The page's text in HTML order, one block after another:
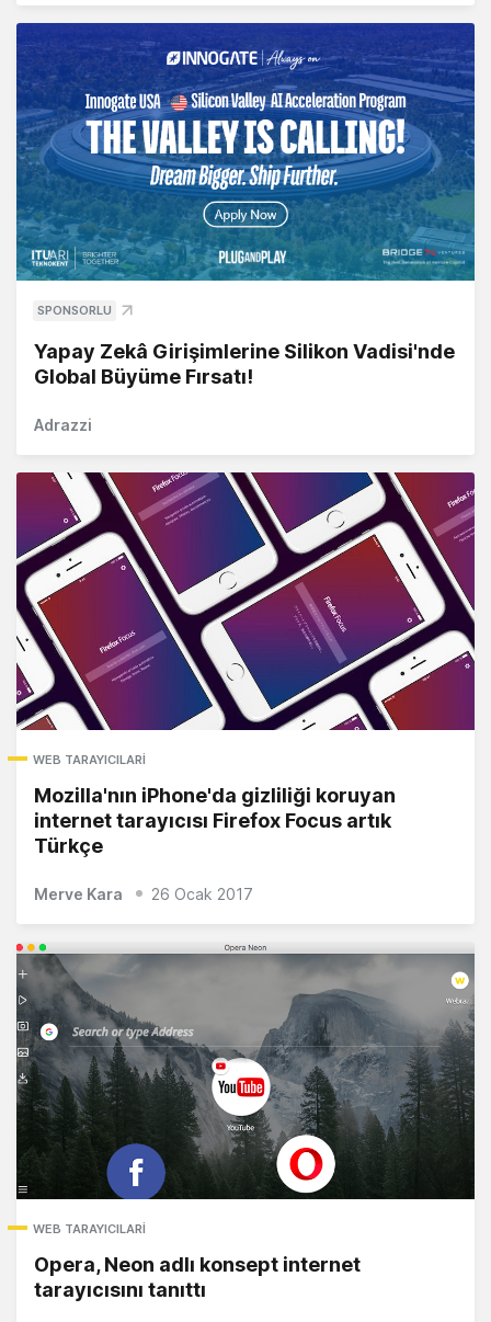
SPONSORLU
Yapay Zekâ Girişimlerine Silikon Vadisi'nde
Global Büyüme Fırsatı!
Adrazzi
WEB TARAYICILARI
Mozilla'nın iPhone'da gizliliği koruyan
internet tarayıcısı Firefox Focus artık
Türkçe
Merve Kara 26 Ocak 2017
WEB TARAYICILARI
Opera, Neon adlı konsept internet
tarayıcısını tanıttı